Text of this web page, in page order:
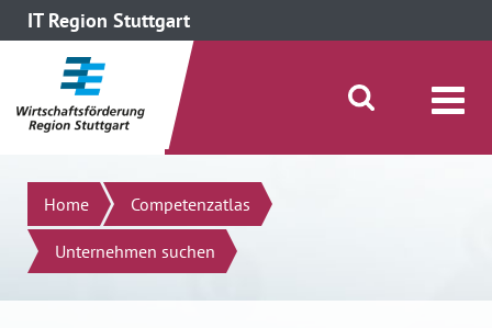
IT Region Stuttgart
direkt zum Inhalt dieser Seite
direkt zum Menü springen
Suche öffnen/schließen
Suchen
Home Competenzatlas
Unternehmen suchen